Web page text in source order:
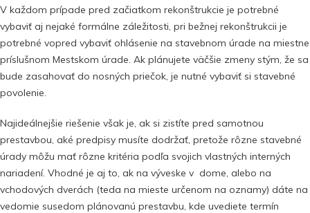
V každom prípade pred začiatkom rekonštrukcie je potrebné
vybaviť aj nejaké formálne záležitosti, pri bežnej rekonštrukcii je
potrebné vopred vybaviť ohlásenie na stavebnom úrade na miestne
príslušnom Mestskom úrade. Ak plánujete väčšie zmeny stým, že sa
bude zasahovať do nosných priečok, je nutné vybaviť si stavebné
povolenie.
Najideálnejšie riešenie však je, ak si zistíte pred samotnou
prestavbou, aké predpisy musíte dodržať, pretože rôzne stavebné
úrady môžu mať rôzne kritéria podľa svojich vlastných interných
nariadení. Vhodné je aj to, ak na výveske v dome, alebo na
vchodových dverách (teda na mieste určenom na oznamy) dáte na
vedomie susedom plánovanú prestavbu, kde uvediete termín